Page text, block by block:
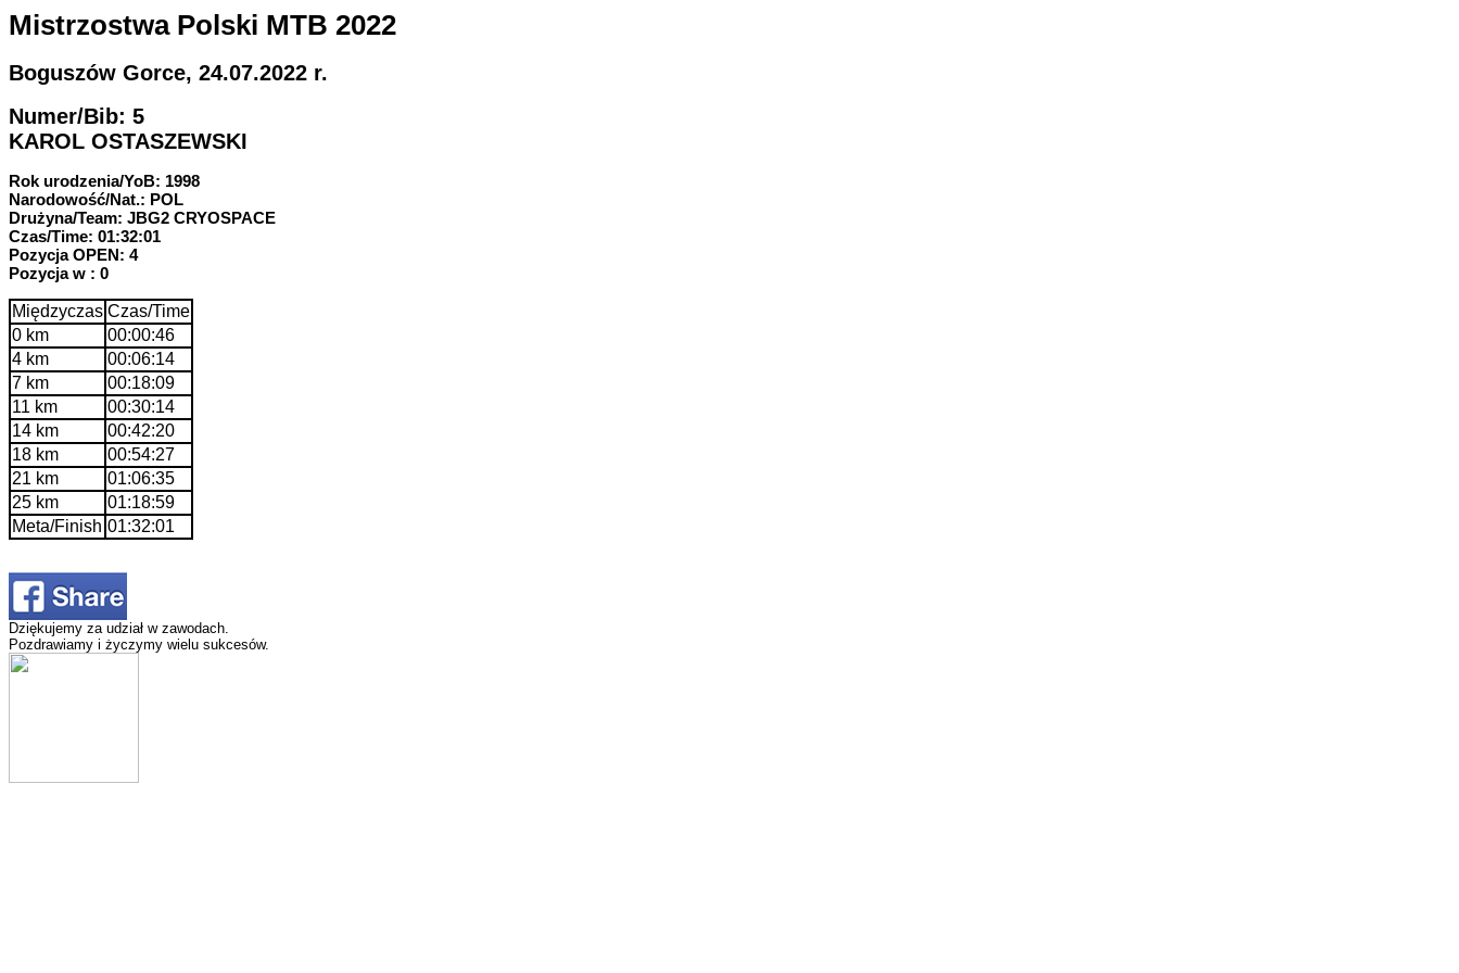
Mistrzostwa Polski MTB 2022
Boguszów Gorce, 24.07.2022 r.
Numer/Bib: 5
KAROL OSTASZEWSKI
Rok urodzenia/YoB: 1998
Narodowość/Nat.: POL
Drużyna/Team: JBG2 CRYOSPACE
Czas/Time: 01:32:01
Pozycja OPEN: 4
Pozycja w : 0
Międzyczas Czas/Time
0 km
00:00:46
4 km
00:06:14
7 km
00:18:09
11 km
00:30:14
14 km
00:42:20
18 km
00:54:27
21 km
01:06:35
25 km
01:18:59
Meta/Finish 01:32:01
Dziękujemy za udział w zawodach.
Pozdrawiamy i życzymy wielu sukcesów.